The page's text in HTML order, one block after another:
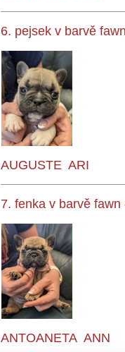
6. pejsek v barvě fawn
AUGUSTE ARI
7. fenka v barvě
ANTOANETA ANN